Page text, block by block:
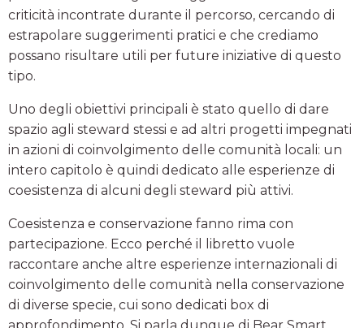
criticità incontrate durante il percorso, cercando di
estrapolare suggerimenti pratici e che crediamo
possano risultare utili per future iniziative di questo
tipo.
Uno degli obiettivi principali è stato quello di dare
spazio agli steward stessi e ad altri progetti impegnati
in azioni di coinvolgimento delle comunità locali: un
intero capitolo è quindi dedicato alle esperienze di
coesistenza di alcuni degli steward più attivi.
Coesistenza e conservazione fanno rima con
partecipazione. Ecco perché il libretto vuole
raccontare anche altre esperienze internazionali di
coinvolgimento delle comunità nella conservazione
di diverse specie, cui sono dedicati box di